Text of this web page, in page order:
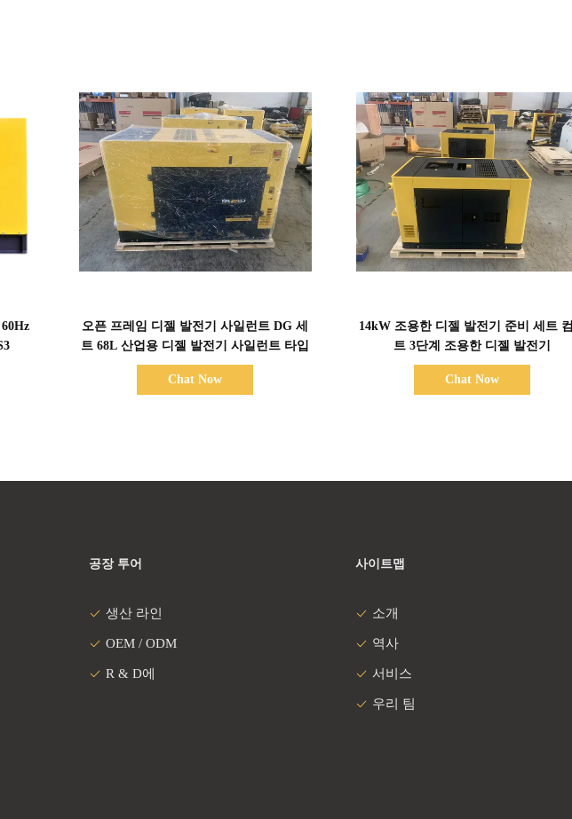
오픈 프레임 디젤 발전기 사일런트 DG 세
트 68L 산업용 디젤 발전기 사일런트 타입
Chat Now
14kW 조용한 디젤 발전기 준비 세트
트 3단계 조용한 디젤 발전기
Chat Now
공장 투어
생산 라인
OEM / ODM
R & D에
사이트맵
소개
역사
서비스
우리 팀